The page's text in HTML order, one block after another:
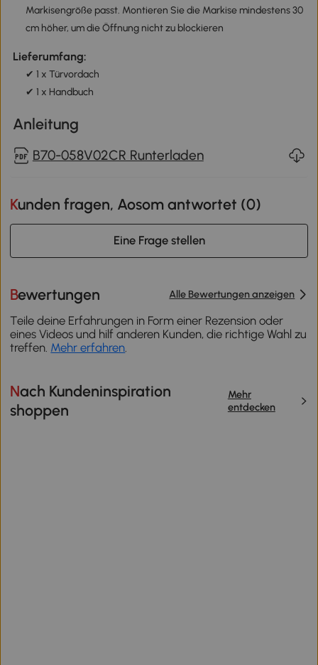
Markisengröße passt. Montieren Sie die Markise mindestens 30
cm höher, um die Öffnung nicht zu blockieren
Lieferumfang:
✔ 1 x Türvordach
✔ 1 x Handbuch
Anleitung
B70-058V02CR Runterladen
Kunden fragen, Aosom antwortet (0)
Eine Frage stellen
Bewertungen Alle Bewertungen anzeigen
Teile deine Erfahrungen in Form einer Rezension oder
eines Videos und hilf anderen Kunden, die richtige Wahl zu
treffen. Mehr erfahren.
Nach Kundeninspiration
shoppen
Mehr
entdecken